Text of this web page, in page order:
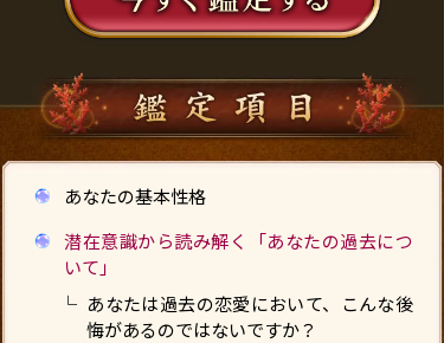
あなたの基本性格
潜在意識から読み解く「あなたの過去につ
いて」
あなたは過去の恋愛において、こんな後
悔があるのではないですか？